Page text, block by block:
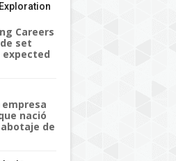
Careers
set
empresa
nació
de